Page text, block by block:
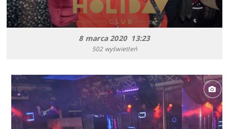
8 marca 2020 13:23
502 wyświetleń